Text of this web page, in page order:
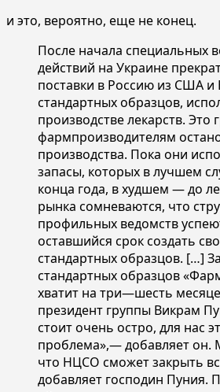
и это, вероятно, еще не конец.
После начала специальных
действий на Украине
поставки в Россию из США и
стандартных образцов,
производстве лекарств. Это
фармпроизводителям
производства. Пока они
запасы, которых в лучшем
конца года, в худшем — до
рынка сомневаются, что
профильных ведомств
оставшийся срок создать
стандартных образцов. […]
стандартных образцов
хватит на три—шесть
президент группы Викрам
стоит очень остро, для нас
проблема»,— добавляет он.
что НЦСО сможет закрыть
добавляет господин Пуния.